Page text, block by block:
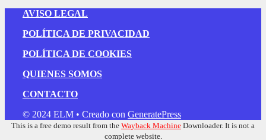
AVISO LEGAL
POLÍTICA DE PRIVACIDAD
POLÍTICA DE COOKIES
QUIENES SOMOS
CONTACTO
© 2024 ELM • Creado con GeneratePress
This is a free demo result from the Wayback Machine Downloader. It is not a
complete website.